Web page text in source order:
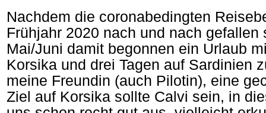
Nachdem die coronabedingten
Frühjahr 2020 nach und nach gefallen
Mai/Juni damit begonnen ein Urlaub
Korsika und drei Tagen auf Sardinien
meine Freundin (auch Pilotin), eine
Ziel auf Korsika sollte Calvi sein, in